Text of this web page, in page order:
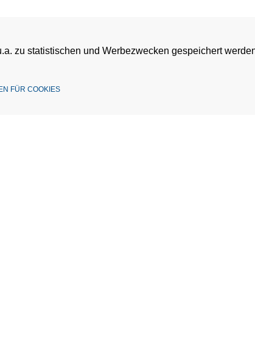
zu statistischen und Werbezwecken gespeichert
FÜR COOKIES